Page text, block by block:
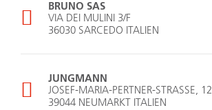
BRUNO SAS
VIA DEI MULINI 3/F
36030 SARCEDO ITALIEN
JUNGMANN
JOSEF-MARIA-PERTNER-STRASSE, 12
39044 NEUMARKT ITALIEN